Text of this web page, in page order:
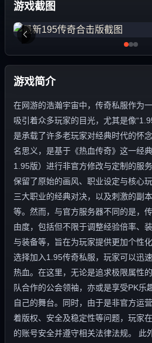
游戏截图
游戏简介
在网游的浩瀚宇宙中，传奇私服作为
吸引着众多玩家的目光，尤其是像
是承载了许多老玩家对经典时代的怀
名思义，是基于《热血传奇》这一经
1.95版）进行非官方修改与定制的服
保留了原始的画风、职业设定与核心
三大职业的经典对决，以及刺激的副
等。然而，与官方服务器不同的是，
由度，包括但不限于调整经验倍率、
与装备等，旨在为玩家提供更加个性
选择加入1.95传奇私服，玩家可以迅
热血。在这里，无论是追求极限属性
队合作的公会领袖，亦或是享受PK乐
自己的舞台。同时，由于是非官方运
着版权、安全及稳定性等问题，玩家
的账号安全并遵守相关法律法规。 此